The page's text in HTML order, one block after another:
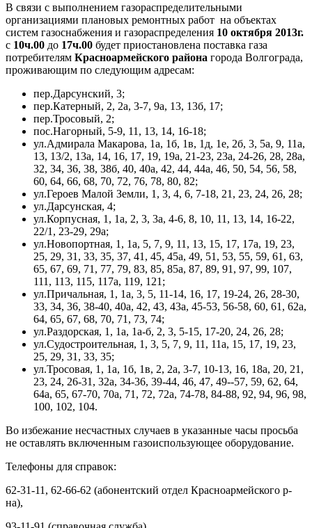
В связи с выполнением газораспределительными
организациями плановых ремонтных работ на объектах
систем газоснабжения и газораспределения 10 октября 2013г.
с 10ч.00 до 17ч.00 будет приостановлена поставка газа
потребителям Красноармейского района города Волгограда,
проживающим по следующим адресам:
пер.Дарсунский, 3;
пер.Катерный, 2, 2а, 3-7, 9а, 13, 13б, 17;
пер.Тросовый, 2;
пос.Нагорный, 5-9, 11, 13, 14, 16-18;
ул.Адмирала Макарова, 1а, 1б, 1в, 1д, 1е, 2б, 3, 5а, 9, 11а,
13, 13/2, 13а, 14, 16, 17, 19, 19а, 21-23, 23а, 24-26, 28, 28а,
32, 34, 36, 38, 38б, 40, 40а, 42, 44, 44а, 46, 50, 54, 56, 58,
60, 64, 66, 68, 70, 72, 76, 78, 80, 82;
ул.Героев Малой Земли, 1, 3, 4, 6, 7-18, 21, 23, 24, 26, 28;
ул.Дарсунская, 4;
ул.Корпусная, 1, 1а, 2, 3, 3а, 4-6, 8, 10, 11, 13, 14, 16-22,
22/1, 23-29, 29а;
ул.Новопортная, 1, 1а, 5, 7, 9, 11, 13, 15, 17, 17а, 19, 23,
25, 29, 31, 33, 35, 37, 41, 45, 45а, 49, 51, 53, 55, 59, 61, 63,
65, 67, 69, 71, 77, 79, 83, 85, 85а, 87, 89, 91, 97, 99, 107,
111, 113, 115, 117а, 119, 121;
ул.Причальная, 1, 1а, 3, 5, 11-14, 16, 17, 19-24, 26, 28-30,
33, 34, 36, 38-40, 40а, 42, 43, 43а, 45-53, 56-58, 60, 61, 62а,
64, 65, 67, 68, 70, 71, 73, 74;
ул.Раздорская, 1, 1а, 1а-б, 2, 3, 5-15, 17-20, 24, 26, 28;
ул.Судостроительная, 1, 3, 5, 7, 9, 11, 11а, 15, 17, 19, 23,
25, 29, 31, 33, 35;
ул.Тросовая, 1, 1а, 1б, 1в, 2, 2а, 3-7, 10-13, 16, 18а, 20, 21,
23, 24, 26-31, 32а, 34-36, 39-44, 46, 47, 49--57, 59, 62, 64,
64а, 65, 67-70, 70а, 71, 72, 72а, 74-78, 84-88, 92, 94, 96, 98,
100, 102, 104.
Во избежание несчастных случаев в указанные часы просьба
не оставлять включенным газоиспользующее оборудование.
Телефоны для справок:
62-31-11, 62-66-62 (абонентский отдел Красноармейского р-
на),